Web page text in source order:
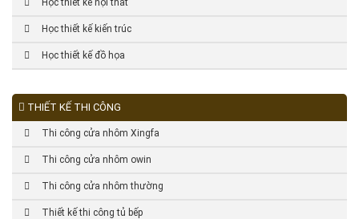
Học thiết kế nội thất
Học thiết kế kiến trúc
Học thiết kế đồ họa
THIẾT KẾ THI CÔNG
Thi công cửa nhôm Xingfa
Thi công cửa nhôm owin
Thi công cửa nhôm thường
Thiết kế thi công tủ bếp